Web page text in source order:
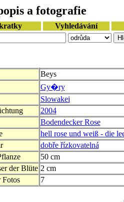
a fotografie
Vyhledávání
Beys
Gy�ry
Slowakei
2004
Bodendecker Rose
hell rose und weiß - die
dobře řízkovatelná
50 cm
der Blüte 2 cm
Fotos
7